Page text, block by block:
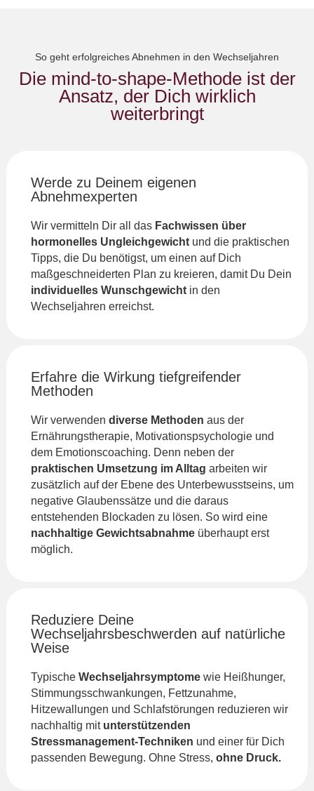
So geht erfolgreiches Abnehmen in den Wechseljahren
Die mind-to-shape-Methode ist der
Ansatz, der Dich wirklich
weiterbringt
Werde zu Deinem eigenen
Abnehmexperten
Wir vermitteln Dir all das Fachwissen über
hormonelles Ungleichgewichtund die praktischen
Tipps, die Du benötigst, um einen auf Dich
maßgeschneiderten Plan zu kreieren, damit Du Dein
individuelles Wunschgewichtin den
Wechseljahren erreichst.
Erfahre die Wirkung tiefgreifender
Methoden
Wir verwenden diverse Methoden aus der
Ernährungstherapie, Motivationspsychologie und
dem Emotionscoaching. Denn neben der
praktischen Umsetzung im Alltag arbeiten wir
zusätzlich auf der Ebene des Unterbewusstseins, um
negative Glaubenssätze und die daraus
entstehenden Blockaden zu lösen. So wird eine
nachhaltige Gewichtsabnahmeüberhaupt erst
möglich.
Reduziere Deine
Wechseljahrsbeschwerden auf natürliche
Weise
Typische Wechseljahrsymptomewie Heißhunger,
Stimmungsschwankungen, Fettzunahme,
Hitzewallungen und Schlafstörungen reduzieren wir
nachhaltig mitunterstützenden
Stressmanagement-Techniken und einer für Dich
passenden Bewegung. Ohne Stress, ohne Druck.